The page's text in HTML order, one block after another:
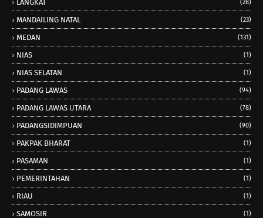
LANGKAT (28)
MANDAILING NATAL (23)
MEDAN (131)
NIAS (1)
NIAS SELATAN (1)
PADANG LAWAS (94)
PADANG LAWAS UTARA (78)
PADANGSIDIMPUAN (90)
PAKPAK BHARAT (1)
PASAMAN (1)
PEMERINTAHAN (1)
RIAU (1)
SAMOSIR (1)